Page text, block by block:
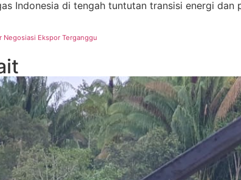
Indonesia di tengah tuntutan transisi energi
Negosiasi Ekspor Terganggu